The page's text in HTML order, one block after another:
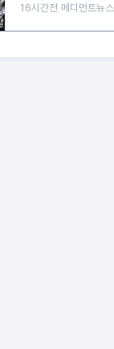
16시간전 메디먼트뉴스